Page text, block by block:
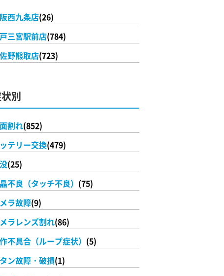
西九条店(26)
三宮駅前店(784)
野熊取店(723)
別
割れ(852)
テリー交換(479)
(25)
不良（タッチ不良） (75)
ラ故障(9)
ラレンズ割れ(86)
不具合（ループ症状） (5)
ン故障・破損(1)